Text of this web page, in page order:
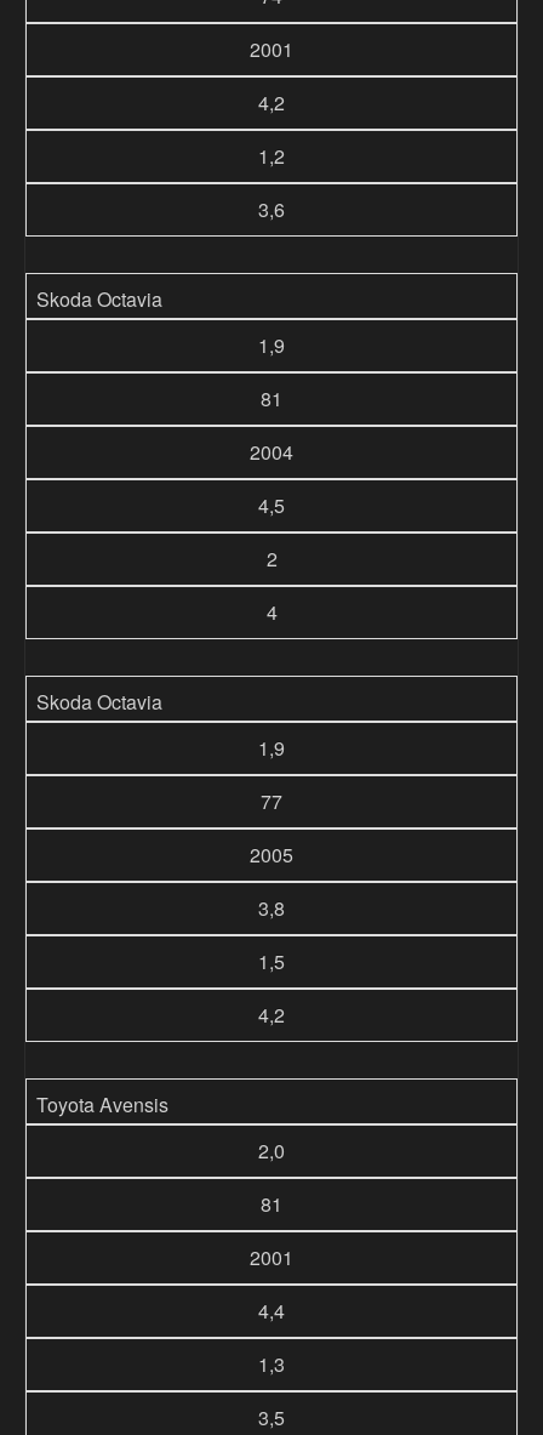
2001
4,2
1,2
3,6
Skoda Octavia
1,9
81
2004
4,5
2
4
Skoda Octavia
1,9
77
2005
3,8
1,5
4,2
Toyota Avensis
2,0
81
2001
4,4
1,3
3,5